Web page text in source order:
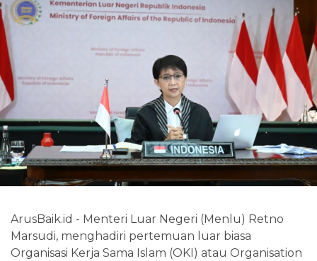
ArusBaik.id - Menteri Luar Negeri (Menlu) Retno
Marsudi, menghadiri pertemuan luar biasa
Organisasi Kerja Sama Islam (OKI) atau Organisation